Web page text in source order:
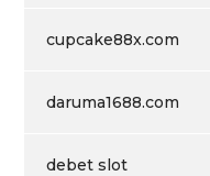
cupcake88x.com
daruma1688.com
debet slot